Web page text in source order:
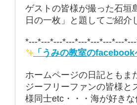
ゲストの皆様が撮った石垣
日の一枚」と題してご紹介
*---*---*---*---*---*---*---*---
「うみの教室のfacebook
ホームページの日記ともま
ジーフリーファンの皆様と
様同士etc・・・海が好き